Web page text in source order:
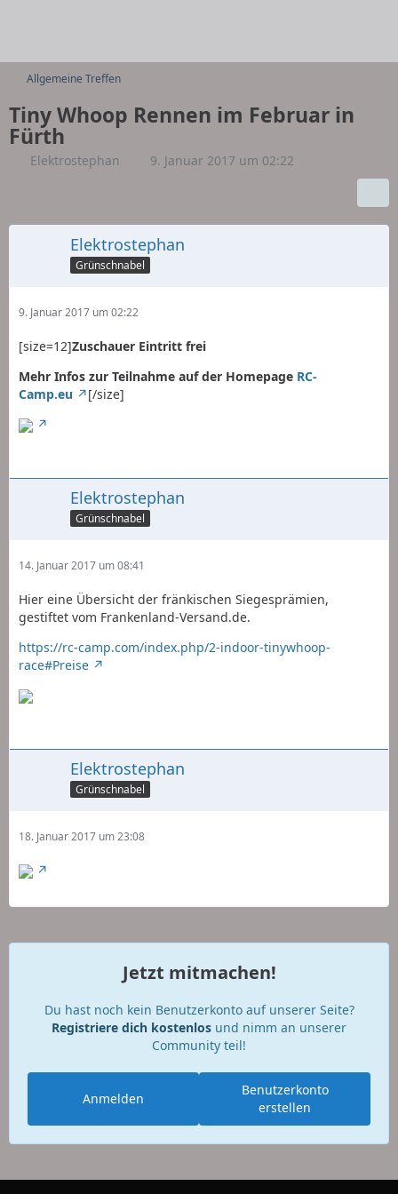
Allgemeine Treffen
Tiny Whoop Rennen im Februar in
Fürth
Elektrostephan 9. Januar 2017 um 02:22
Elektrostephan
Grünschnabel
9. Januar 2017 um 02:22
[size=12]Zuschauer Eintritt frei
Mehr Infos zur Teilnahme auf der Homepage RC-
Camp.eu
[/size]
Elektrostephan
Grünschnabel
14. Januar 2017 um 08:41
Hier eine Übersicht der fränkischen Siegesprämien,
gestiftet vom Frankenland-Versand.de.
https://rc-camp.com/index.php/2-indoor-tinywhoop-
race#Preise
Elektrostephan
Grünschnabel
18. Januar 2017 um 23:08
Jetzt mitmachen!
Du hast noch kein Benutzerkonto auf unserer Seite?
Registriere dich kostenlos und nimm an unserer
Community teil!
Benutzerkonto
erstellen
Anmelden